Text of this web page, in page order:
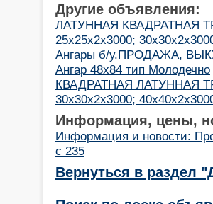
Другие объявления:
ЛАТУННАЯ КВАДРАТНАЯ
25х25х2х3000;
Ангары б/у.ПРОДАЖА,
Ангар 48х84 тип Молодечно
КВАДРАТНАЯ ЛАТУННАЯ
30х30х2х3000;
Информация, цены,
Информация и новости:
с 235
Вернуться в раздел